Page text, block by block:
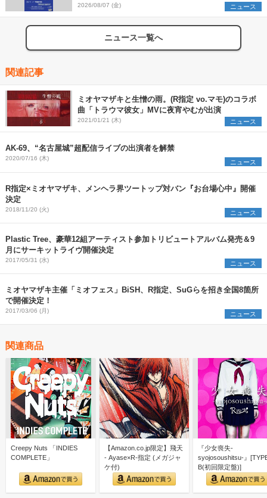
2026/08/07 (金) ニュース
ニュース一覧へ
関連記事
ミオヤマザキと生憎の雨。(R指定 vo.マモ)のコラボ
曲「トラウマ彼女」MVに夜宵やむが出演
2021/01/21 (木) ニュース
AK-69、“名古屋城”超配信ライブの出演者を解禁
2020/07/16 (木) ニュース
R指定×ミオヤマザキ、メンヘラ界ツートップ対バン『お台場心中』開催
決定
2018/11/20 (火) ニュース
Plastic Tree、豪華12組アーティスト参加トリビュートアルバム発売＆9
月にサーキットライヴ開催決定
2017/05/31 (水) ニュース
ミオヤマザキ主催「ミオフェス」BiSH、R指定、SuGらを招き全国8箇所
で開催決定！
2017/03/06 (月) ニュース
関連商品
Creepy Nuts 「INDIES
COMPLETE」
【Amazon.co.jp限定】飛天
- Ayase×R-指定 (メガジャ
ケ付)
『少女喪失-
syojosoushitsu-』
B(初回限定盤)]